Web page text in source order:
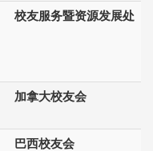
校友服务暨资源发展处
加拿大校友会
巴西校友会